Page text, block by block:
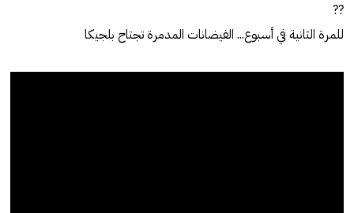
??
للمرة الثانية في أسبوع... الفيضانات المدمرة تجتاح بلجيكا